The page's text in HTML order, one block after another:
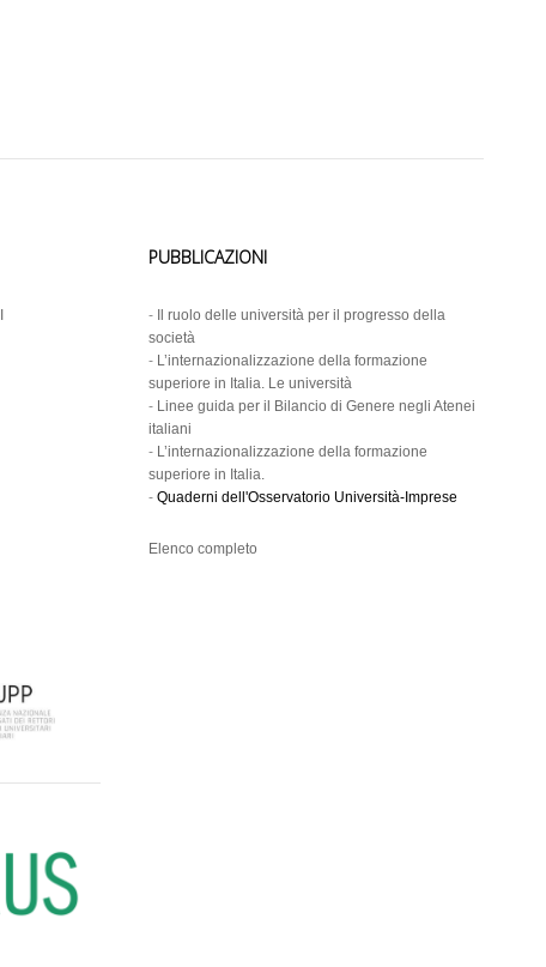
PUBBLICAZIONI
-
Il ruolo delle università per il progresso della
società
- L’internazionalizzazione della formazione
superiore in Italia. Le università
- Linee guida per il Bilancio di Genere negli Atenei
italiani
- L’internazionalizzazione della formazione
superiore in Italia.
- Quaderni dell'Osservatorio Università-Imprese
Elenco completo